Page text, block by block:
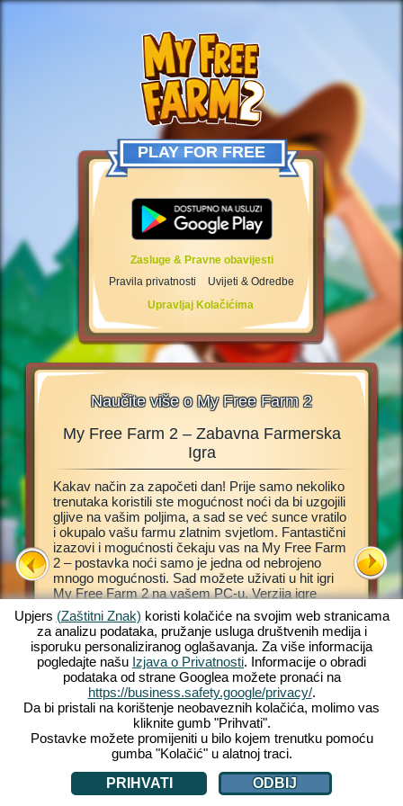
PLAY FOR FREE
Zasluge & Pravne obavijesti
Pravila privatnosti
Uvijeti & Odredbe
Upravljaj Kolačićima
Naučite više o My Free Farm 2
2. Ova
i
My Free Farm 2 – Zabavna Farmerska
Igra
Kakav način za započeti dan! Prije samo nekoliko
trenutaka koristili ste mogućnost noći da bi uzgojili
gljive na vašim poljima, a sad se već sunce vratilo
i okupalo vašu farmu zlatnim svjetlom. Fantastični
izazovi i mogućnosti čekaju vas na My Free Farm
2 – postavka noći samo je jedna od nebrojeno
mnogo mogućnosti. Sad možete uživati u hit igri
My Free Farm 2 na vašem PC-u. Verzija igre
Internet preglednika omogućit će vam jednako
fantastičnu farmersku zabavu koju već poznajete i
volite. Držite životinje, obrađujte polja, sakupljajte
plodove i proizvodite ukusna dobra za vaše kupce.
Registrirajte se besplatno odmah i započnite!
Ova
povrće
kupce.
farmu u
Upjers (Zaštitni Znak) koristi kolačiće na svojim web stranicama
za analizu podataka, pružanje usluga društvenih medija i
isporuku personaliziranog oglašavanja. Za više informacija
pogledajte našu Izjava o Privatnosti. Informacije o obradi
podataka od strane Googlea možete pronaći na
https://business.safety.google/privacy/.
Da bi pristali na korištenje neobaveznih kolačića, molimo vas
kliknite gumb "Prihvati".
Postavke možete promijeniti u bilo kojem trenutku pomoću
gumba "Kolačić" u alatnoj traci.
PRIHVATI
ODBIJ